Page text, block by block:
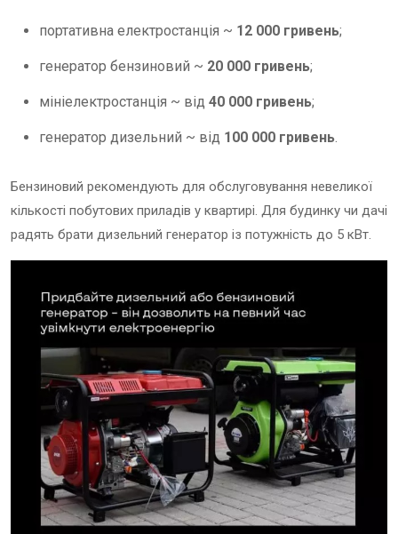
портативна електростанція ~ 12 000 гривень;
генератор бензиновий ~ 20 000 гривень;
мініелектростанція ~ від 40 000 гривень;
генератор дизельний ~ від 100 000 гривень.
Бензиновий рекомендують для обслуговування невеликої
кількості побутових приладів у квартирі. Для будинку чи дачі
радять брати дизельний генератор із потужність до 5 кВт.